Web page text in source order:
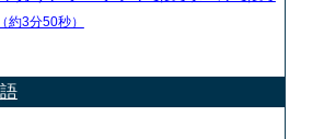
（約3分50秒）